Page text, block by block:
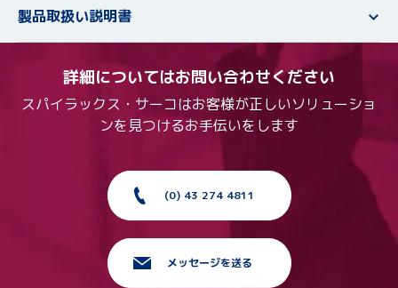
製品取扱い説明書
詳細についてはお問い合わせください
スパイラックス・サーコはお客様が正しいソリューショ
ンを見つけるお手伝いをします
(0) 43 274 4811
メッセージを送る